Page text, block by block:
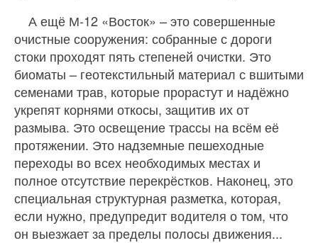
А ещё М-12 «Восток» – это совершенные
очистные сооружения: собранные с дороги
стоки проходят пять степеней очистки. Это
биоматы – геотекстильный материал с вшитыми
семенами трав, которые прорастут и надёжно
укрепят корнями откосы, защитив их от
размыва. Это освещение трассы на всём её
протяжении. Это надземные пешеходные
переходы во всех необходимых местах и
полное отсутствие перекрёстков. Наконец, это
специальная структурная разметка, которая,
если нужно, предупредит водителя о том, что
он выезжает за пределы полосы движения...